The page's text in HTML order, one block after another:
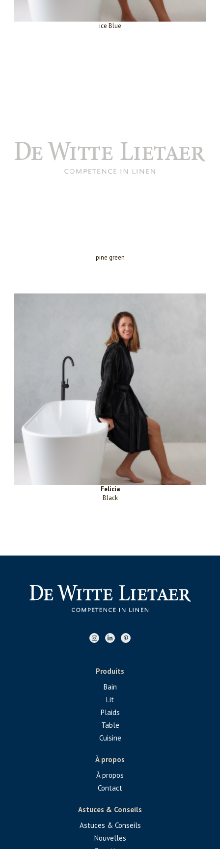
ice Blue
pine green
Felicia
Black
Produits
Bain
Lit
Plaids
Table
Cuisine
À propos
À propos
Contact
Astuces & Conseils
Astuces & Conseils
Nouvelles